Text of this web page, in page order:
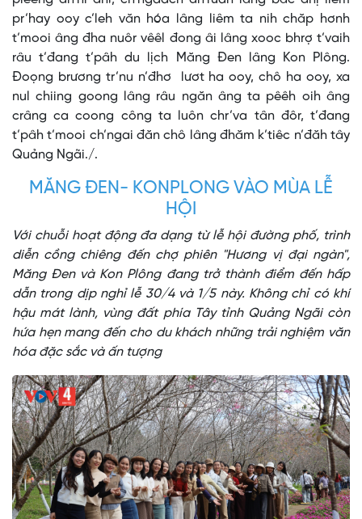
pr’hay ooy c’leh văn hóa lâng liêm ta nih chăp hơnh
t’mooi âng đha nuôr vêêl đong âi lâng xooc bhrợ t’vaih
râu t’đang t’pâh du lịch Măng Đen lâng Kon Plông.
Đoọng brương tr’nu n’đhơ lươt ha ooy, chô ha ooy, xa
nul chiing goong lâng râu ngăn âng ta pêêh oih âng
crâng ca coong công ta luôn chr’va tân đôr, t’đang
t’pâh t’mooi ch’ngai đăn chô lâng đhăm k’tiêc n’đăh tây
Quảng Ngãi./.
MĂNG ĐEN- KONPLONG VÀO MÙA LỄ
HỘI
Với chuỗi hoạt động đa dạng từ lễ hội đường phố, trình
diễn cồng chiêng đến chợ phiên "Hương vị đại ngàn",
Măng Đen và Kon Plông đang trở thành điểm đến hấp
dẫn trong dịp nghỉ lễ 30/4 và 1/5 này. Không chỉ có khí
hậu mát lành, vùng đất phía Tây tỉnh Quảng Ngãi còn
hứa hẹn mang đến cho du khách những trải nghiệm văn
hóa đặc sắc và ấn tượng